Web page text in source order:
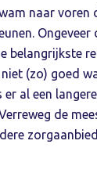
naar
belangrijkste
(zo) goed
er al een
de